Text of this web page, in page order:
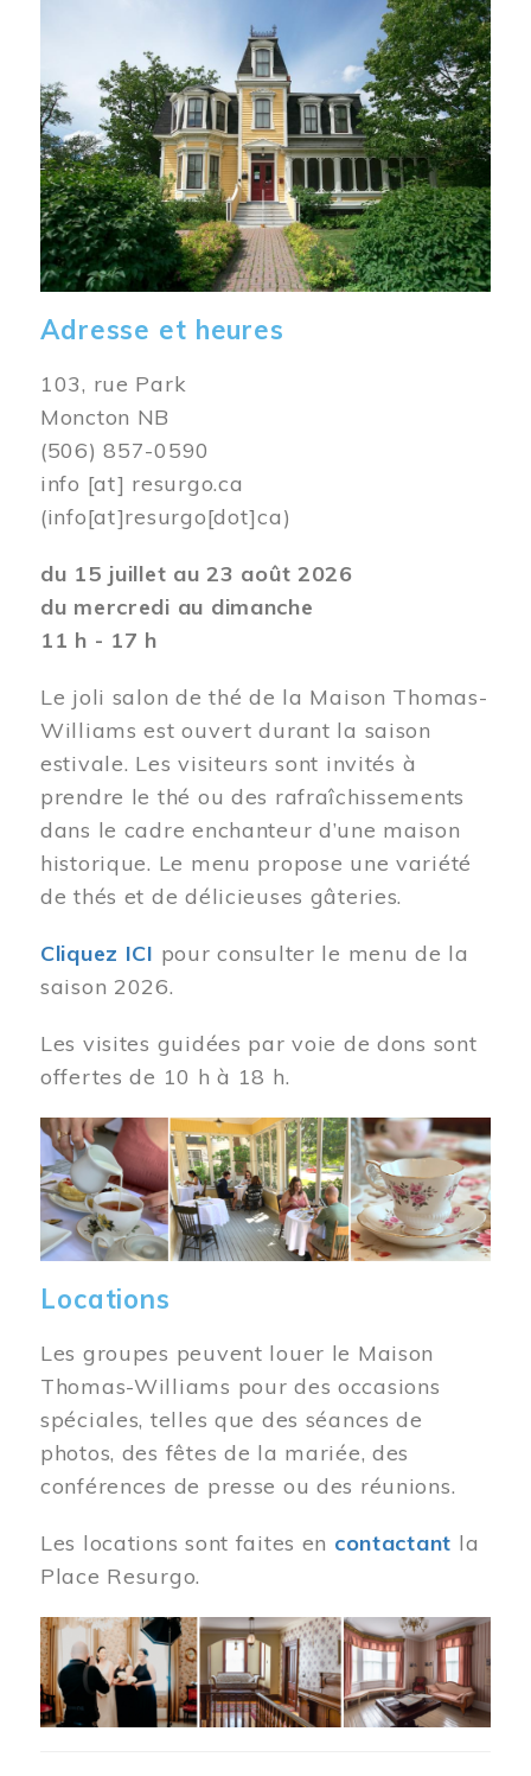
Adresse et heures
103, rue Park
Moncton NB
(506) 857-0590
info [at] resurgo.ca
(info[at]resurgo[dot]ca)
du 15 juillet au 23 août 2026
du mercredi au dimanche
11 h - 17 h
Le joli salon de thé de la Maison Thomas-
Williams est ouvert durant la saison
estivale. Les visiteurs sont invités à
prendre le thé ou des rafraîchissements
dans le cadre enchanteur d’une maison
historique. Le menu propose une variété
de thés et de délicieuses gâteries.
Cliquez ICI pour consulter le menu de la
saison 2026.
Les visites guidées par voie de dons sont
offertes de 10 h à 18 h.
Image
Locations
Les groupes peuvent louer le Maison
Thomas-Williams pour des occasions
spéciales, telles que des séances de
photos, des fêtes de la mariée, des
conférences de presse ou des réunions.
Les locations sont faites en contactant la
Place Resurgo.
Image